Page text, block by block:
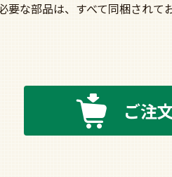
要な部品は、すべて同梱されて
ご注